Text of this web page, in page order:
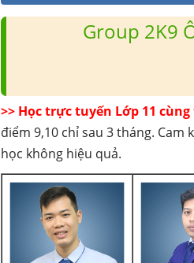
Group 2K9
>> Học trực tuyến Lớp 11
điểm 9,10 chỉ sau 3 tháng.
học không hiệu quả.